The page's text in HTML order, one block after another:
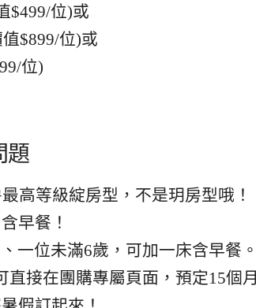
$499/位)或
$899/位)或
位)
題
高等級綻房型，不是玥房型哦！
早餐！
一位未滿6歲，可加一床含早餐。
接在團購專屬頁面，預定15個月